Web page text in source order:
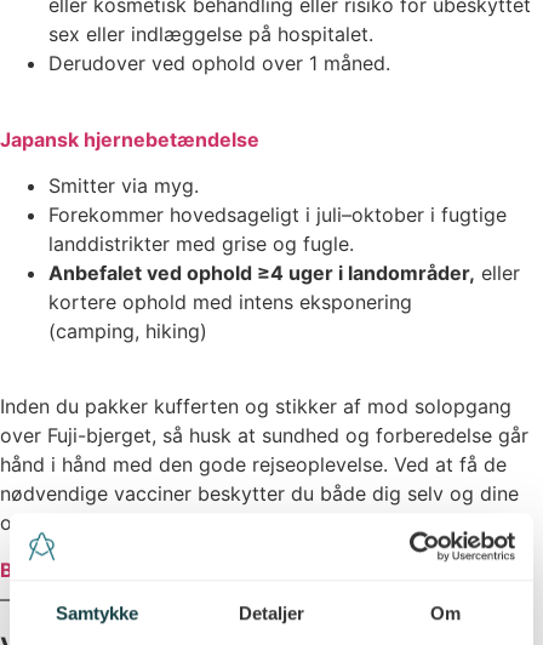
Samtykke Detaljer Om
eller kosmetisk behandling eller risiko for ubeskyttet
sex eller indlæggelse på hospitalet.
Derudover ved ophold over 1 måned.
Japansk hjernebetændelse
Smitter via myg.
Forekommer hovedsageligt i juli–oktober i fugtige
landdistrikter med grise og fugle.
Anbefalet ved ophold ≥4 uger i landområder, eller
kortere ophold med intens eksponering
(camping, hiking)
Inden du pakker kufferten og stikker af mod solopgang
over Fuji-bjerget, så husk at sundhed og forberedelse går
hånd i hånd med den gode rejseoplevelse. Ved at få de
nødvendige vacciner beskytter du både dig selv og dine
omgivelser
Book en tid
så skal vi nok sørge for, at du kan rejse trygt
– og med ro i maven.